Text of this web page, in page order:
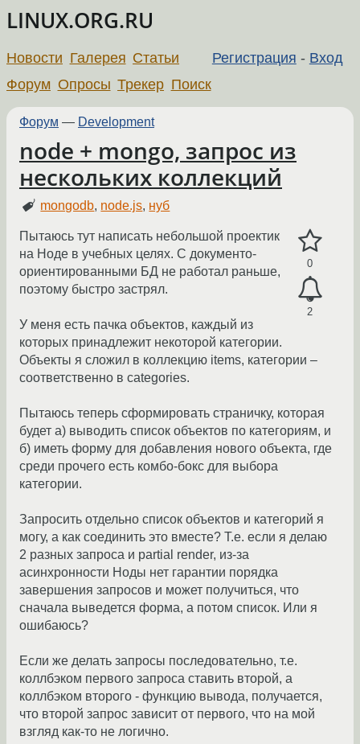
LINUX.ORG.RU
Регистрация - Вход
Новости Галерея Статьи
Форум Опросы Трекер Поиск
Форум — Development
node + mongo, запрос из
нескольких коллекций
mongodb, node.js, нуб
0
2
Пытаюсь тут написать небольшой проектик
на Ноде в учебных целях. С документо-
ориентированными БД не работал раньше,
поэтому быстро застрял.
У меня есть пачка объектов, каждый из
которых принадлежит некоторой категории.
Объекты я сложил в коллекцию items, категории –
соответственно в categories.
Пытаюсь теперь сформировать страничку, которая
будет а) выводить список объектов по категориям, и
б) иметь форму для добавления нового объекта, где
среди прочего есть комбо-бокс для выбора
категории.
Запросить отдельно список объектов и категорий я
могу, а как соединить это вместе? Т.е. если я делаю
2 разных запроса и partial render, из-за
асинхронности Ноды нет гарантии порядка
завершения запросов и может получиться, что
сначала выведется форма, а потом список. Или я
ошибаюсь?
Если же делать запросы последовательно, т.е.
коллбэком первого запроса ставить второй, а
коллбэком второго - функцию вывода, получается,
что второй запрос зависит от первого, что на мой
взгляд как-то не логично.